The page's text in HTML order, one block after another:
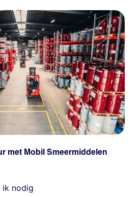
met Mobil Smeermiddelen
ik nodig